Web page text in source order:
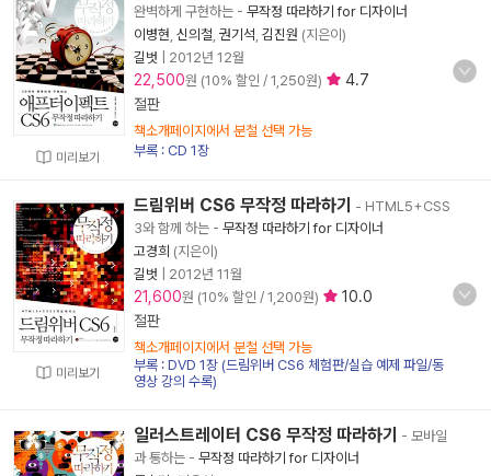
미리보기
완벽하게 구현하는 - 무작정 따라하기 for 디자이너
이병현 신의철 권기석 김진원 (지은이)
길벗
2012년 12월
22,500원 (10% 할인 / 1,250원)
4.7
절판
책소개페이지에서 분철 선택 가능
부록 : CD 1장
미리보기
드림위버 CS6 무작정 따라하기
- HTML5+CSS
3와 함께 하는 - 무작정 따라하기 for 디자이너
고경희 (지은이)
길벗
2012년 11월
21,600원 (10% 할인 / 1,200원)
10.0
절판
책소개페이지에서 분철 선택 가능
부록 : DVD 1장 (드림위버 CS6 체험판/실습 예제 파일/동
영상 강의 수록)
일러스트레이터 CS6 무작정 따라하기
- 모바일
과 통하는 - 무작정 따라하기 for 디자이너